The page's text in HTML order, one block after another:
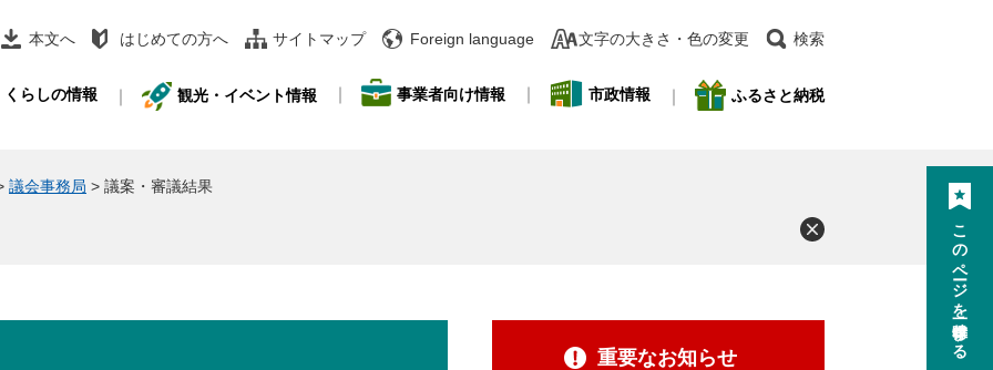
本文へ はじめての方へ サイトマップ Foreign language 文字の大きさ・色の変更 検索
くらしの情報 観光・イベント情報 事業者向け情報 市政情報 ふるさと納税
議会事務局 > 議案・審議結果
重要なお知らせ
このページを一時保存する